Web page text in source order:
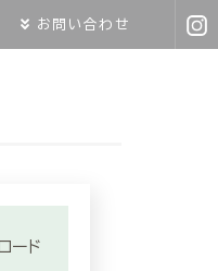
お問い合わせ
ード